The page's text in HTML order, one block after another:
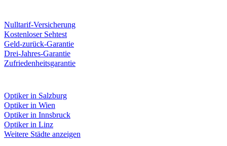
Nulltarif-Versicherung
Kostenloser Sehtest
Geld-zurück-Garantie
Drei-Jahres-Garantie
Zufriedenheitsgarantie
Optiker in Salzburg
Optiker in Wien
Optiker in Innsbruck
Optiker in Linz
Weitere Städte anzeigen